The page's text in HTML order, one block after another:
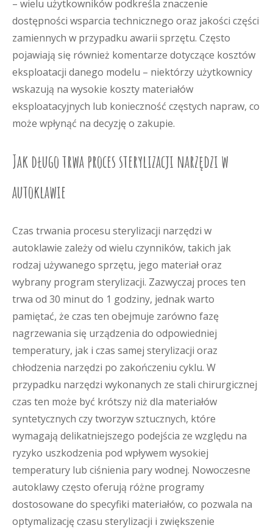
– wielu użytkowników podkreśla znaczenie
dostępności wsparcia technicznego oraz jakości części
zamiennych w przypadku awarii sprzętu. Często
pojawiają się również komentarze dotyczące kosztów
eksploatacji danego modelu – niektórzy użytkownicy
wskazują na wysokie koszty materiałów
eksploatacyjnych lub konieczność częstych napraw, co
może wpłynąć na decyzję o zakupie.
Jak długo trwa proces sterylizacji narzędzi w
autoklawie
Czas trwania procesu sterylizacji narzędzi w
autoklawie zależy od wielu czynników, takich jak
rodzaj używanego sprzętu, jego materiał oraz
wybrany program sterylizacji. Zazwyczaj proces ten
trwa od 30 minut do 1 godziny, jednak warto
pamiętać, że czas ten obejmuje zarówno fazę
nagrzewania się urządzenia do odpowiedniej
temperatury, jak i czas samej sterylizacji oraz
chłodzenia narzędzi po zakończeniu cyklu. W
przypadku narzędzi wykonanych ze stali chirurgicznej
czas ten może być krótszy niż dla materiałów
syntetycznych czy tworzyw sztucznych, które
wymagają delikatniejszego podejścia ze względu na
ryzyko uszkodzenia pod wpływem wysokiej
temperatury lub ciśnienia pary wodnej. Nowoczesne
autoklawy często oferują różne programy
dostosowane do specyfiki materiałów, co pozwala na
optymalizację czasu sterylizacji i zwiększenie